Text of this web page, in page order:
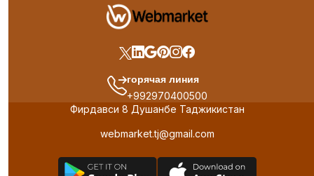
горячая линия
+992970400500
Фирдавси 8 Душанбе Таджикистан
webmarket.tj@gmail.com